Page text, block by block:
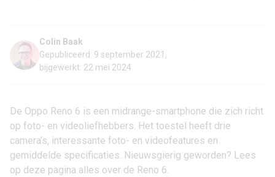
Colin Baak
Gepubliceerd: 9 september 2021,
bijgewerkt: 22 mei 2024
De Oppo Reno 6 is een midrange-smartphone die zich richt
op foto- en videoliefhebbers. Het toestel heeft drie
camera’s, interessante foto- en videofeatures en
gemiddelde specificaties. Nieuwsgierig geworden? Lees
op deze pagina alles over de Reno 6.